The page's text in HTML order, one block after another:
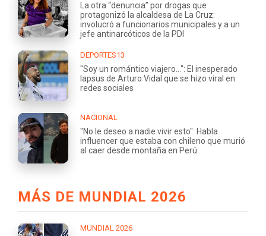
La otra “denuncia” por drogas que
protagonizó la alcaldesa de La Cruz:
involucró a funcionarios municipales y a un
jefe antinarcóticos de la PDI
DEPORTES13
"Soy un romántico viajero...": El inesperado
lapsus de Arturo Vidal que se hizo viral en
redes sociales
NACIONAL
"No le deseo a nadie vivir esto": Habla
influencer que estaba con chileno que murió
al caer desde montaña en Perú
MÁS DE MUNDIAL 2026
MUNDIAL 2026